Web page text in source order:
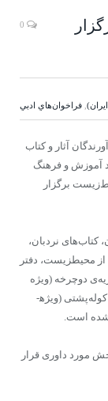
فراخوان‌هاي ادبي
آثار و کتاب­‌
آموزش و فرهنگ­‌
برگزار
کتاب­‌های نردبان،
محیط­زیست، دفتر
دوچرخه (ویژه­‌
نامه‌ی کودک و نوجوان روزنامه‌ی همشهری) و نشریه‌ی کوله‌پشتی (ویژه­
شده است.
مورد داوری قرار